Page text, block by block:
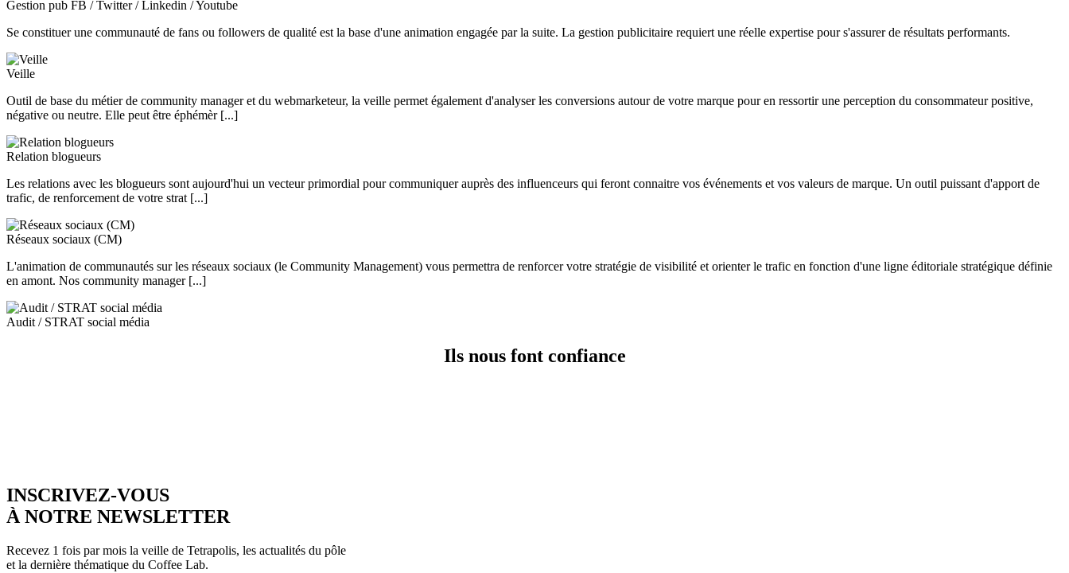
Gestion pub FB / Twitter / Linkedin / Youtube
Se constituer une communauté de fans ou followers de qualité est la base d'une animation engagée par la suite. La gestion publicitaire requiert une réelle expertise pour s'assurer de résultats performants.
Veille
Outil de base du métier de community manager et du webmarketeur, la veille permet également d'analyser les conversions autour de votre marque pour en ressortir une perception du consommateur positive,
négative ou neutre. Elle peut être éphémèr [...]
Relation blogueurs
Les relations avec les blogueurs sont aujourd'hui un vecteur primordial pour communiquer auprès des influenceurs qui feront connaitre vos événements et vos valeurs de marque. Un outil puissant d'apport de
trafic, de renforcement de votre strat [...]
Réseaux sociaux (CM)
L'animation de communautés sur les réseaux sociaux (le Community Management) vous permettra de renforcer votre stratégie de visibilité et orienter le trafic en fonction d'une ligne éditoriale stratégique définie
en amont. Nos community manager [...]
Audit / STRAT social média
Ils nous font confiance
INSCRIVEZ-VOUS
À NOTRE NEWSLETTER
Recevez 1 fois par mois la veille de Tetrapolis, les actualités du pôle
et la dernière thématique du Coffee Lab.